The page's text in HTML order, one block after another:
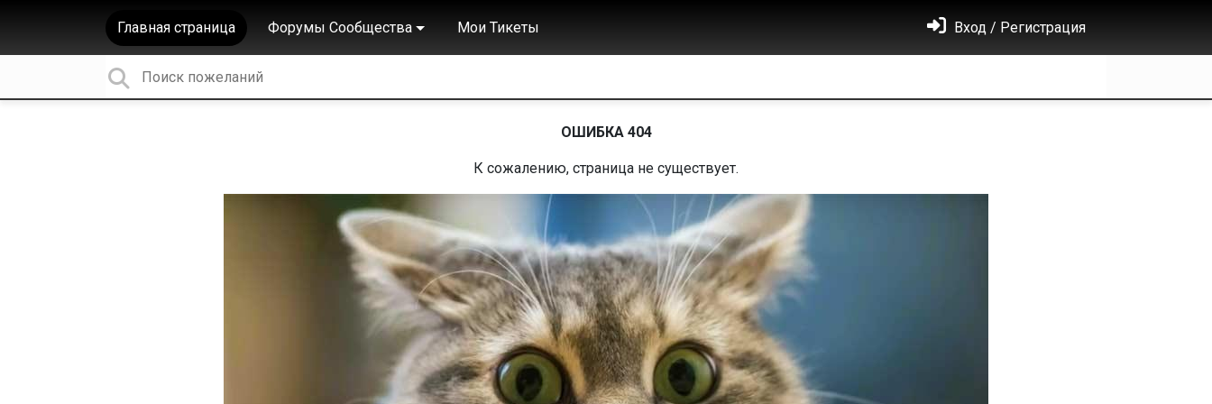
Главная страница Форумы Сообщества Мои Тикеты Вход / Регистрация
ОШИБКА 404
К сожалению, страница не существует.